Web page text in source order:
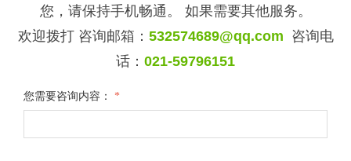
您，请保持手机畅通。 如果需要其他服务。
欢迎拨打 咨询邮箱： 532574689@qq.com 咨询电
话： 021-59796151
您需要咨询内容： *